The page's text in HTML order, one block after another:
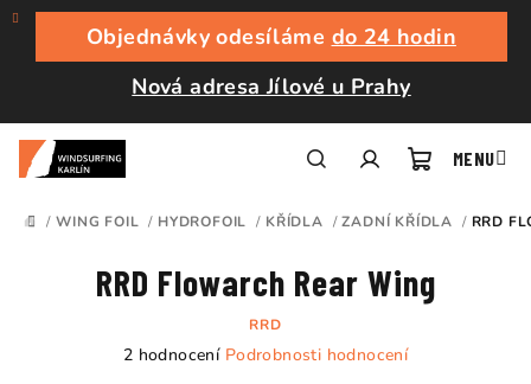
Přejít
obsah
Objednávky odesíláme do 24 hodin
Nová adresa Jílové u Prahy
DOMŮ
/ WING FOIL / HYDROFOIL / KŘÍDLA / ZADNÍ KŘÍDLA / RRD
RRD Flowarch Rear Wing
RRD
Průměrné
2 hodnocení Podrobnosti hodnocení